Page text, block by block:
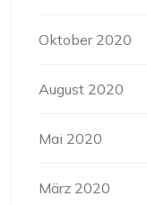
Oktober 2020
August 2020
Mai 2020
März 2020